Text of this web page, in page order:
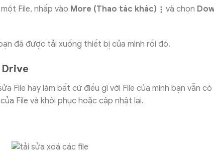
File, nhấp vào More (Thao tác khác) và chọn
đã được tải xuống thiết bị của mình rồi đó.
File hay làm bất cứ điều gì với File của mình bạn vẫn
File và khôi phục hoặc cập nhật lại.